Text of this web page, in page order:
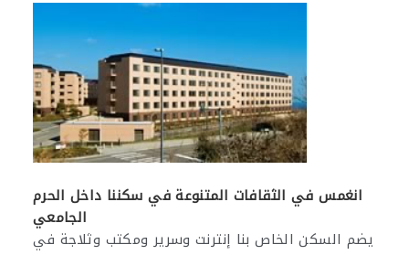
انغمس في الثقافات المتنوعة في سكننا داخل الحرم
الجامعي
يضم السكن الخاص بنا إنترنت وسرير ومكتب وثلاجة في